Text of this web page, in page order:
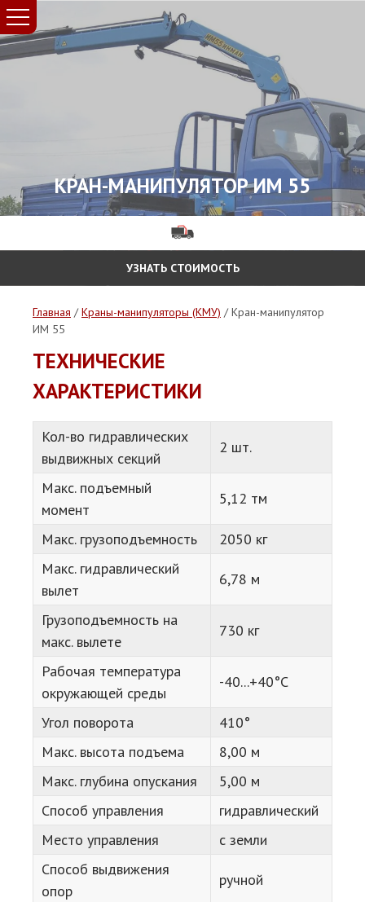
КРАН-МАНИПУЛЯТОР ИМ 55
УЗНАТЬ СТОИМОСТЬ
Главная /Краны-манипуляторы (КМУ) / Кран-манипулятор
ИМ 55
ТЕХНИЧЕСКИЕ
ХАРАКТЕРИСТИКИ
Кол-во гидравлических
выдвижных секций
2 шт.
Макс. подъемный
момент
5,12 тм
Макс. грузоподъемность
2050 кг
Макс. гидравлический
вылет
6,78 м
Грузоподъемность на
макс. вылете
730 кг
Рабочая температура
окружающей среды
-40...+40°C
Угол поворота
410°
Макс. высота подъема
8,00 м
Макс. глубина опускания
5,00 м
Способ управления
гидравлический
Место управления
с земли
Способ выдвижения
опор
ручной